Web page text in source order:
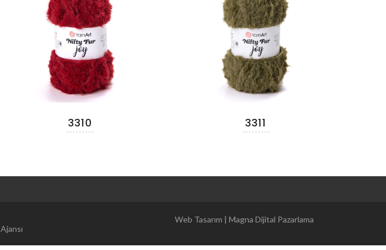
3310 3311
Web Tasarım | Magna Dijital Pazarlama
Ajansı